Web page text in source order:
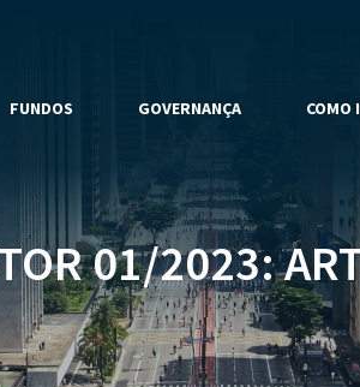
FUNDOS GOVERNANÇA COMO
01/2023: